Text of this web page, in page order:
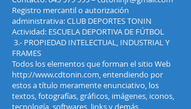
Registro mercantil o autorización
administrativa: CLUB DEPORTES TONIN
Actividad: ESCUELA DEPORTIVA DE FÚTBOL
3.- PROPIEDAD INTELECTUAL, INDUSTRIAL Y
FRAMES
Todos los elementos que forman el sitio Web
http://www.cdtonin.com, entendiendo por
estos a título meramente enunciativo, los
textos, fotografías, gráficos, imágenes, iconos,
tecnología, softwares, links y demás